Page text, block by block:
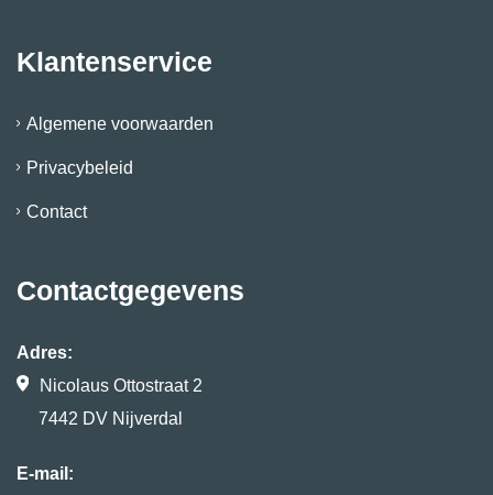
Klantenservice
Algemene voorwaarden
Privacybeleid
Contact
Contactgegevens
Adres:
Nicolaus Ottostraat 2
7442 DV Nijverdal
E-mail: